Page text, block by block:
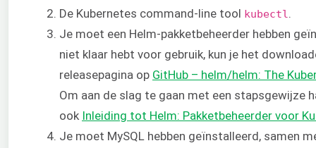
De Kubernetes command-line tool kubectl
Je moet een Helm-pakketbeheerder hebben
niet klaar hebt voor gebruik, kun je het
releasepagina op GitHub – helm/helm: The
Om aan de slag te gaan met een stapsgewijze
ook Inleiding tot Helm: Pakketbeheerder voor
Je moet MySQL hebben geïnstalleerd, samen